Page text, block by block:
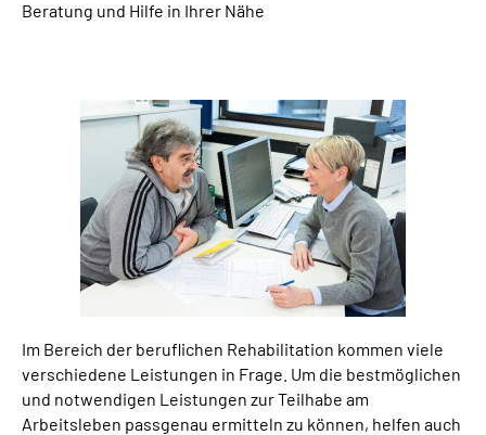
Über uns & Presse
Online-Services
Suche
Language
Inhalte in Gebärdensprache (DGS)
Leichte Sprache
Beratung und Hilfe in Ihrer Nähe
Im Bereich der beruflichen Rehabilitation kommen viele
verschiedene Leistungen in Frage. Um die bestmöglichen
und notwendigen Leistungen zur Teilhabe am
Arbeitsleben passgenau ermitteln zu können, helfen auch